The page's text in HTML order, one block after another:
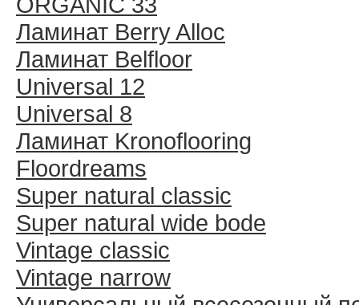
Ламинат Berry Alloc
Ламинат Belfloor
Universal 12
Universal 8
Ламинат Kronoflooring
Floordreams
Super natural classic
Super natural wide bode
Vintage classic
Vintage narrow